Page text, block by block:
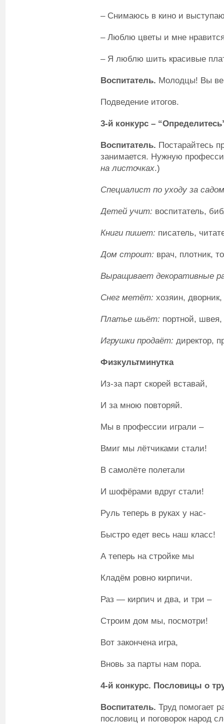
– Снимаюсь в кино и
– Люблю цветы и мне
– Я люблю шить красивые
Воспитатель. Молодцы! Вы
Подведение итогов.
3-й конкурс –
Воспитатель. Постарайтесь
занимается. Нужную
на листочках.)
Специалист по уходу за
Детей учит: воспитатель,
Книги пишет: писатель,
Дом строит: врач, плотник,
Выращивает декоративные
Снег метёт: хозяин, дворник,
Платье шьёт: портной,
Игрушки продаёт: директор,
Физкультминутка
Из-за парт скорей вставай,
И за мною повторяй.
Мы в профессии играли –
Вмиг мы лётчиками стали!
В самолёте полетали
И шофёрами вдруг стали!
Руль теперь в руках у нас-
Быстро едет весь наш класс!
А теперь на стройке мы
Кладём ровно кирпичи.
Раз — кирпич и два, и три –
Строим дом мы, посмотри!
Вот закончена игра,
Вновь за парты нам пора.
4-й конкурс. Пословицы о
Воспитатель. Труд помогает
пословиц и поговорок народ